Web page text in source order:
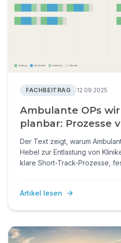
FACHBEITRAG 12.09.2025
Ambulante OPs
planbar: Prozesse
Der Text zeigt, warum
Hebel zur Entlastung von
klare Short-Track-Prozesse,
reiner Abrechnungswechsel.
Artikel lesen